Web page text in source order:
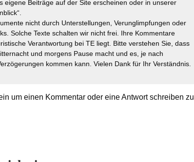
eigene Beiträge auf der Site erscheinen oder in unserer
nicht durch Unterstellungen, Verunglimpfungen oder
Solche Texte schalten wir nicht frei. Ihre Kommentare
Verantwortung bei TE liegt. Bitte verstehen Sie, dass
und morgens Pause macht und es, je nach
kommen kann. Vielen Dank für Ihr Verständnis.
um einen Kommentar oder eine Antwort schreiben zu